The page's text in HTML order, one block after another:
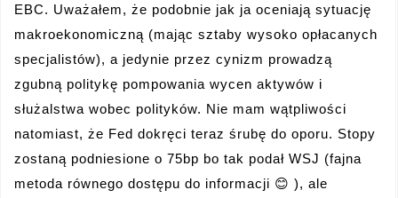
EBC. Uważałem, że podobnie jak ja oceniają sytuację
makroekonomiczną (mając sztaby wysoko opłacanych
specjalistów), a jedynie przez cynizm prowadzą
zgubną politykę pompowania wycen aktywów i
służalstwa wobec polityków. Nie mam wątpliwości
natomiast, że Fed dokręci teraz śrubę do oporu. Stopy
zostaną podniesione o 75bp bo tak podał WSJ (fajna
metoda równego dostępu do informacji 😊 ), ale